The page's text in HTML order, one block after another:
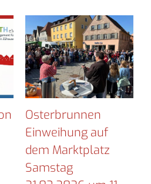
Osterbrunnen
Einweihung auf
dem Marktplatz
Samstag